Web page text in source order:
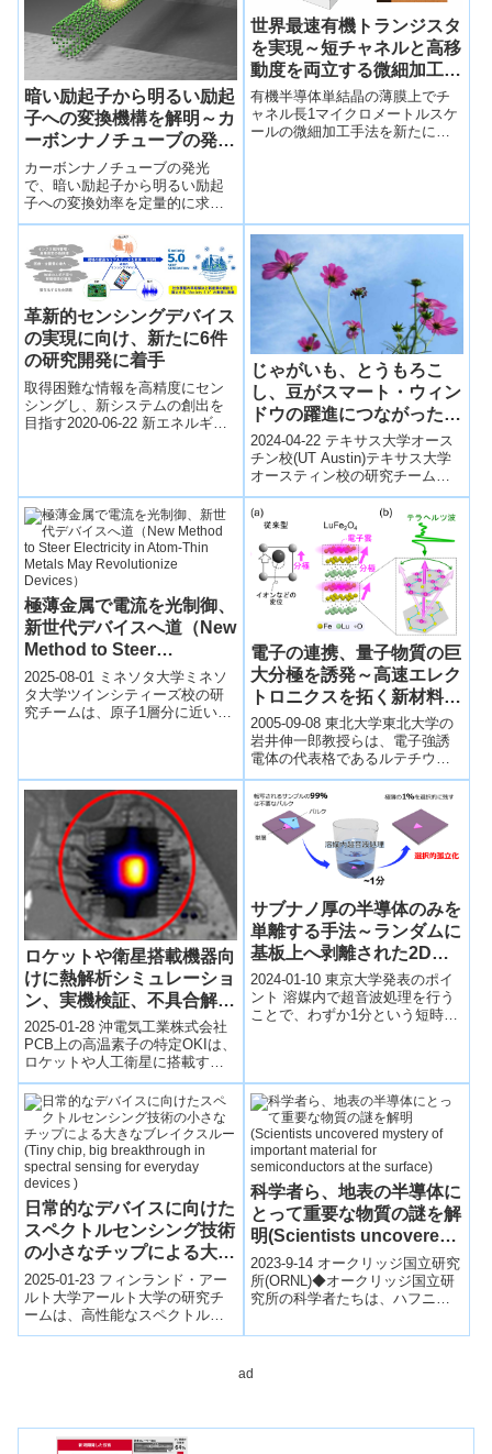
暗い励起子から明るい励起
子への変換機構を解明～カ
ーボンナノチューブの発光
効率向上への新指針～
カーボンナノチューブの発光
で、暗い励起子から明るい励起
子への変換効率を定量的に求め
ることに成功、変換効率は長い
ナノチューブほど高くなる。明
るい励起子へ変換される速度は
幾何構造に依存、暗い励起子の
50％以上を明るい励起子に変換
できる。
世界最速有機トランジスタ
を実現～短チャネルと高移
動度を両立する微細加工技
術を開発～
有機半導体単結晶の薄膜上でチ
ャネル長1マイクロメートルスケ
ールの微細加工手法を新たに開
遮断周波数を達成。
革新的センシングデバイス
の実現に向け、新たに6件
の研究開発に着手
取得困難な情報を高精度にセン
シングし、新システムの創出を
目指す2020-06-22 新エネルギ
じゃがいも、とうもろこ
し、豆がスマート・ウィン
ドウの躍進につながった理
由(How Potatoes, Corn
and Beans Led to Smart
Windows Breakthrough)
2024-04-22 テキサス大学オース
チン校(UT Austin)テキサス大学
オースティン校の研究チーム
が、トウモロコシ、ジャガイ
モ、豆などから抽出した天然
ポ...
極薄金属で電流を光制御、
新世代デバイスへ道（New
Method to Steer
Electricity in Atom-Thin
Metals May Revolutionize
Devices）
2025-08-01 ミネソタ大学ミネソ
タ大学ツインシティーズ校の研
究チームは、原子1層分に近い薄
電子の連携、量子物質の巨
大分極を誘発～高速エレク
トロニクスを拓く新材料と
しての応用に期待～
2005-09-08 東北大学東北大学の
岩井伸一郎教授らは、電子強誘
電体の代表格であるルテチウム
鉄酸化物（LuFe₂O₄）に室温でテ
ラヘルツ波を照射すること
で、...
ロケットや衛星搭載機器向
けに熱解析シミュレーショ
ン、実機検証、不具合解析
を一括受託する「宇宙機器
熱特性検証サービス
SimuValid™」の提供を開
始～放熱設計の精度向上、
開発期間短縮、故障の未然
防止に貢献～
2025-01-28 沖電気工業株式会社
PCB上の高温素子の特定OKIは、
ロケットや人工衛星に搭載する
機器を対象とした「宇宙機器熱
特性検証サービスSimuVal...
サブナノ厚の半導体のみを
単離する手法～ランダムに
基板上へ剥離された2D半
導体を短時間で選別してデ
バイス作製へと繋ぐ方法～
2024-01-10 東京大学発表のポイ
ント 溶媒内で超音波処理を行う
ことで、わずか1分という短時間
日常的なデバイスに向けた
スペクトルセンシング技術
の小さなチップによる大き
なブレイクスルー (Tiny
chip, big breakthrough in
spectral sensing for
everyday devices )
2025-01-23 フィンランド・アー
ルト大学アールト大学の研究チ
ームは、高性能なスペクトル分
析を可能にする小型チップを開
科学者ら、地表の半導体に
とって重要な物質の謎を解
明(Scientists uncovered
mystery of important
material for
semiconductors at the
2023-9-14 オークリッジ国立研究
所(ORNL)◆オークリッジ国立研
究所の科学者たちは、ハフニウ
調査し、新しい半導体アプリケ
ad